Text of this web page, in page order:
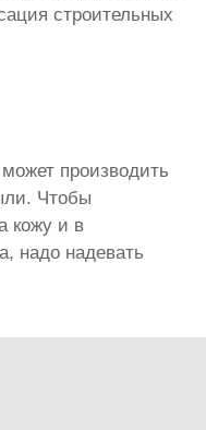
строительных
производить
Чтобы
кожу и в
надо надевать